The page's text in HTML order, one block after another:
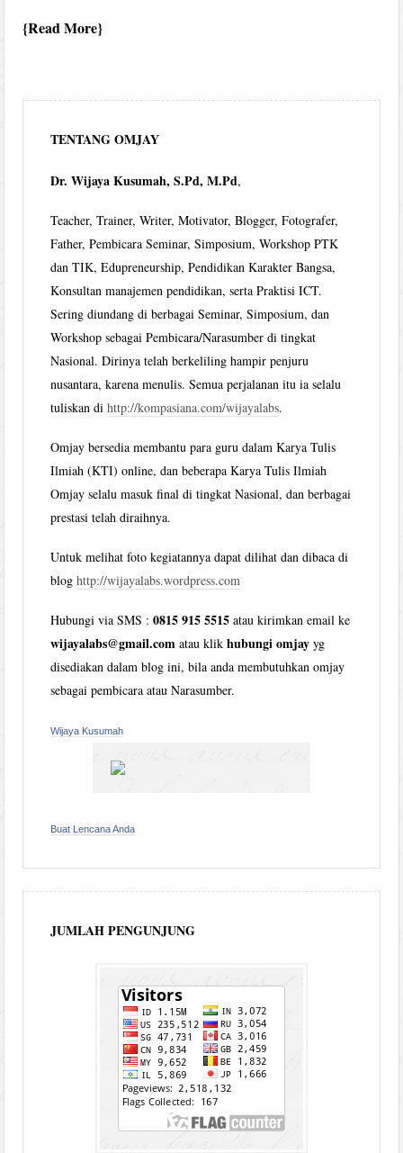
Read More
TENTANG OMJAY
Dr. Wijaya Kusumah, S.Pd, M.Pd,
Teacher, Trainer, Writer, Motivator, Blogger, Fotografer,
Father, Pembicara Seminar, Simposium, Workshop PTK
dan TIK, Edupreneurship, Pendidikan Karakter Bangsa,
Konsultan manajemen pendidikan, serta Praktisi ICT.
Sering diundang di berbagai Seminar, Simposium, dan
Workshop sebagai Pembicara/Narasumber di tingkat
Nasional. Dirinya telah berkeliling hampir penjuru
nusantara, karena menulis. Semua perjalanan itu ia selalu
tuliskan dihttp://kompasiana.com/wijayalabs.
Omjay bersedia membantu para guru dalam Karya Tulis
Ilmiah (KTI) online, dan beberapa Karya Tulis Ilmiah
Omjay selalu masuk final di tingkat Nasional, dan berbagai
prestasi telah diraihnya.
Untuk melihat foto kegiatannya dapat dilihat dan dibaca di
bloghttp://wijayalabs.wordpress.com
Hubungi via SMS :0815 915 5515 atau kirimkan email ke
wijayalabs@gmail.com atau klikhubungi omjay yg
disediakan dalam blog ini, bila anda membutuhkan omjay
sebagai pembicara atau Narasumber.
Wijaya Kusumah
Buat Lencana Anda
JUMLAH PENGUNJUNG